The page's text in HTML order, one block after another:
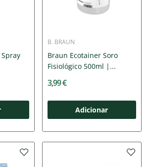
B. BRAUN
Braun Ecotainer Soro
Fisiológico 500ml |...
3,99 €
Adicionar